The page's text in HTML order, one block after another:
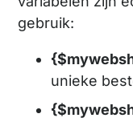
gebruik:
unieke